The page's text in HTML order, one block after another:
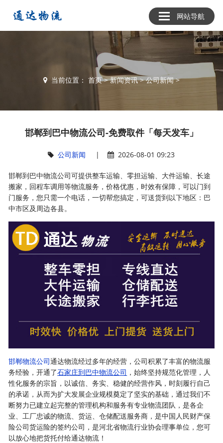
网站导航
当前位置： 首页>新闻资讯>公司新闻>
邯郸到巴中物流公司-免费取件「每天发车」
公司新闻 | 2026-08-01 09:23
邯郸到巴中物流公司可提供整车运输、零担运输、大件运输、长途
搬家，回程车调用等物流服务，价格优惠，时效有保障，可以门到
门服务，您只需一个电话，一切帮您搞定，可送货到以下地区：巴
中市区及周边各县。
邯郸物流公司通达物流经过多年的经营，公司积累了丰富的物流服
务经验，开通了石家庄到巴中物流公司 ，始终坚持规范化管理，人
性化服务的宗旨，以诚信、务实、稳健的经营作风，时刻履行自己
的承诺，从而为扩大发展企业规模奠定了坚实的基础，通过我们不
断努力已建立起完整的管理机构和服务有专业物流团队，是各企
业、工厂忠诚的物流、货运、仓储配送服务商，是中国人民财产保
险公司货运险的签约公司，是河北省物流行业协会理事单位，您可
以放心地把货托付给通达物流！